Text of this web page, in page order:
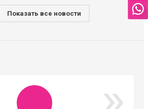
Показать все новости